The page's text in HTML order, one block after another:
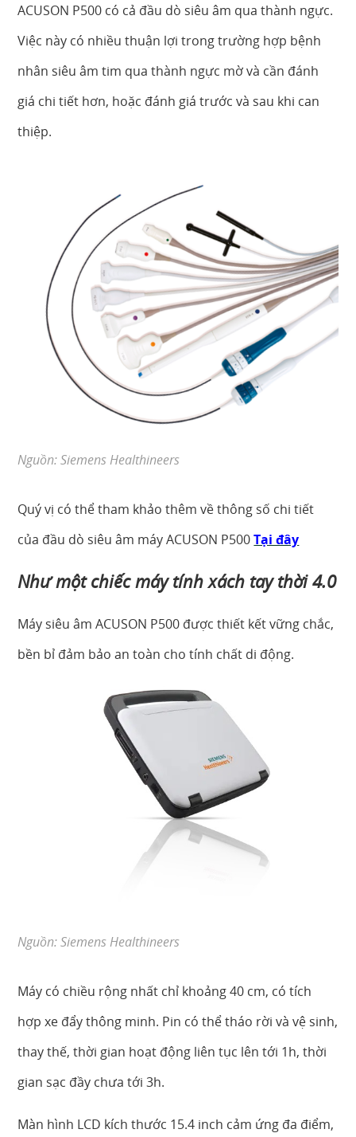
ACUSON P500 có cả đầu dò siêu âm qua thành ngực.
Việc này có nhiều thuận lợi trong trường hợp bệnh
nhân siêu âm tim qua thành ngực mờ và cần đánh
giá chi tiết hơn, hoặc đánh giá trước và sau khi can
thiệp.
Nguồn: Siemens Healthineers
Quý vị có thể tham khảo thêm về thông số chi tiết
của đầu dò siêu âm máy ACUSON P500Tại đây
Như một chiếc máy tính xách tay thời 4.0
Máy siêu âm ACUSON P500 được thiết kết vững chắc,
bền bỉ đảm bảo an toàn cho tính chất di động.
Nguồn: Siemens Healthineers
Máy có chiều rộng nhất chỉ khoảng 40 cm, có tích
hợp xe đẩy thông minh. Pin có thể tháo rời và vệ sinh,
thay thế, thời gian hoạt động liên tục lên tới 1h, thời
gian sạc đầy chưa tới 3h.
Màn hình LCD kích thước 15.4 inch cảm ứng đa điểm,